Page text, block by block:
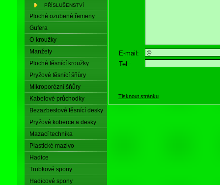
PŘÍSLUŠENSTVÍ
Ploché ozubené řemeny
Gufera
O-kroužky
Manžety
Ploché těsnící kroužky
Pryžové těsnící šňůry
Mikroporézní šňůry
Kabelové průchodky
Bezazbestové těsnící desky
Pryžové koberce a desky
Mazací technika
Plastické mazivo
Hadice
Trubkové spony
Hadicové spony
E-mail:
Tel.:
Tisknout stránku